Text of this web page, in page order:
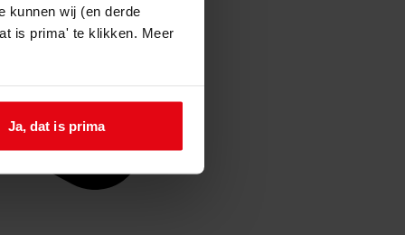
kunnen wij (en derde
is prima' te klikken. Meer
Ja, dat is prima